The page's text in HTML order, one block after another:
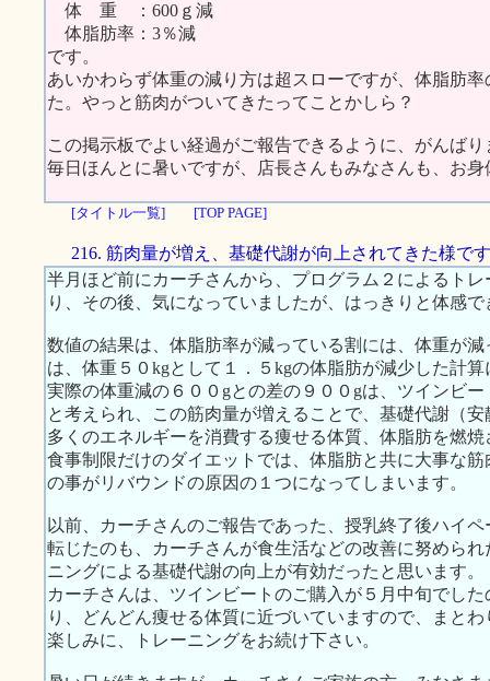
体 重 ：600ｇ減
体脂肪率：3％減
です。
あいかわらず体重の減り方は超スローですが、体脂肪
た。やっと筋肉がついてきたってことかしら？
この掲示板でよい経過がご報告できるように、がんばり
毎日ほんとに暑いですが、店長さんもみなさんも、お
[タイトル一覧] [TOP PAGE]
216. 筋肉量が増え、基礎代謝が向上されてきた様で
半月ほど前にカーチさんから、プログラム２によるト
り、その後、気になっていましたが、はっきりと体感
数値の結果は、体脂肪率が減っている割には、体重が
は、体重５０kgとして１．５kgの体脂肪が減少した計
実際の体重減の６００gとの差の９００gは、ツインビ
と考えられ、この筋肉量が増えることで、基礎代謝（
多くのエネルギーを消費する痩せる体質、体脂肪を燃
食事制限だけのダイエットでは、体脂肪と共に大事な
の事がリバウンドの原因の１つになってしまいます。
以前、カーチさんのご報告であった、授乳終了後ハイ
転じたのも、カーチさんが食生活などの改善に努めら
ニングによる基礎代謝の向上が有効だったと思います。
カーチさんは、ツインビートのご購入が５月中旬でし
り、どんどん痩せる体質に近づいていますので、まと
楽しみに、トレーニングをお続け下さい。